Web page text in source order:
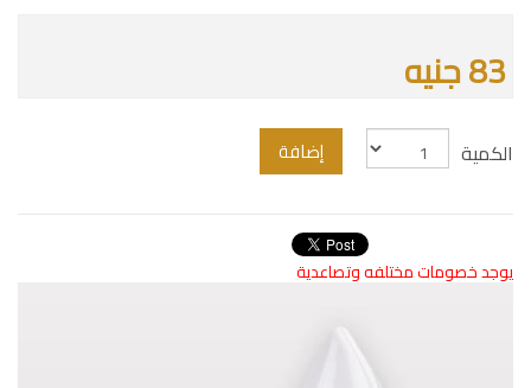
83 جنيه
الكمية إضافة
يوجد خصومات مختلفه وتصاعدية